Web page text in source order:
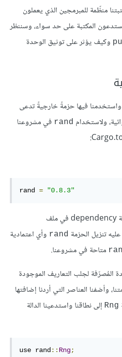
منظّمة للمبرمجين الذي يعملون
المكتبة على حد سواء، وسننظر
وكيف يؤثر على توثيق الوحدة
واستخدمنا فيها حزمةً خارجيةً تدعى
ولاستخدام rand في مشروعنا
rand = "0.8.3"
مثل اعتمادية dependency في ملف
rand وأي اعتمادية
متاحة في مشروعنا.
المُصرّفة لجلب التعاريف الموجودة
وأضفنا العناصر التي أردنا إضافتها
Rng إلى نطاقنا واستدعينا الدالة
use rand :: Rng;